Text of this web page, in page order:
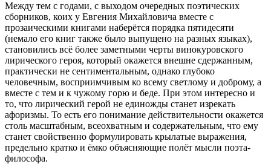
Между тем с годами, с выходом очередных поэтических
сборников, коих у Евгения Михайловича вместе с
прозаическими книгами наберётся порядка пятидесяти
(немало его книг также было выпущено на разных языках),
становились всё более заметными черты винокуровского
лирического героя, который окажется внешне сдержанным,
практически не сентиментальным, однако глубоко
человечным, восприимчивым ко всему светлому и доброму, а
вместе с тем и к чужому горю и беде. При этом интересно и
то, что лирический герой не единожды станет изрекать
афоризмы. То есть его понимание действительности окажется
столь масштабным, всеохватным и содержательным, что ему
станет свойственно формулировать крылатые выражения,
предельно кратко и ёмко объясняющие полёт мысли поэта-
философа.